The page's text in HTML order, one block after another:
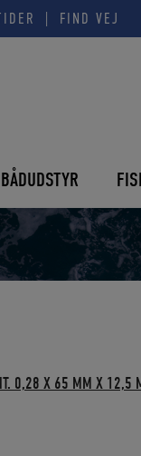
| FIND VEJ
BÅDUDSTYR